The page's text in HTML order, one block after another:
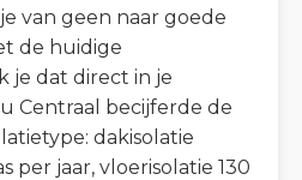
van geen naar goede
de huidige
je dat direct in je
Centraal becijferde de
dakisolatie
per jaar, vloerisolatie 130